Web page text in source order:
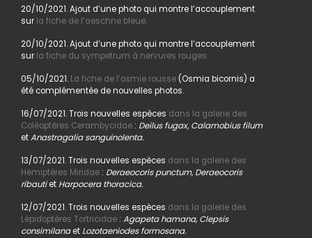
20/10/2021. Ajout d’une photo qui montre l’accouplement
sur la fiche de l’aeschne bleue.
20/10/2021. Ajout d’une photo qui montre l’accouplement
sur la fiche du sympetrum à nervures rouges.
05/10/2021. La fiche de l’osmie rousse(Osmia bicornis) a
été complémentée de nouvelles photos.
16/07/2021. Trois nouvelles espèces dans la galerie des
Coléoptères Cerambycidae: Deilus fugax, Calamobius filum
etAnastragalia sanguinolenta.
13/07/2021. Trois nouvelles espèces dans la galerie des
Hémiptères Miridae: Deraeocoris punctum, Deraeocoris
ribautiet Harpocera thoracica.
12/07/2021. Trois nouvelles espèces dans la galerie des
Lépidoptères Tortricidae: Agapeta hamana, Clepsis
consimilanaet Lozotaeniodes formosana.